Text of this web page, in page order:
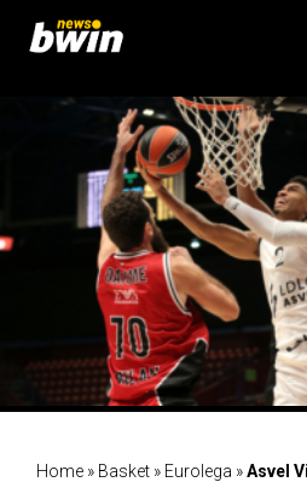
contenuto
Home » Basket » Eurolega »Asvel